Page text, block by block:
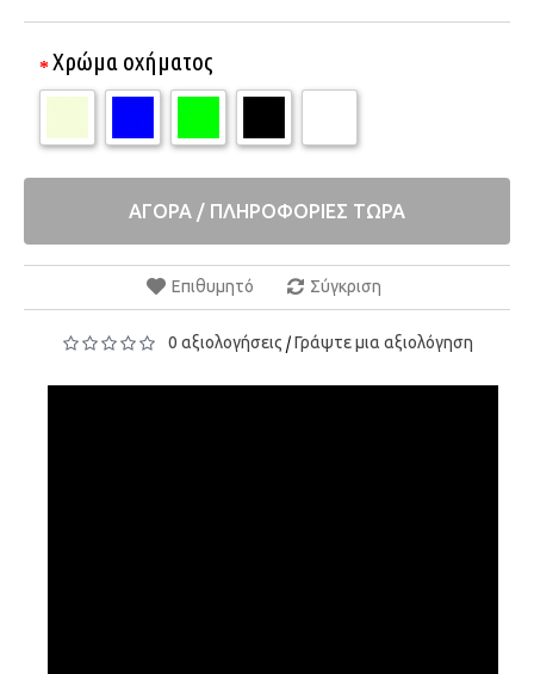
Χρώμα οχήματος
ΑΓΟΡΑ / ΠΛΗΡΟΦΟΡΙΕΣ ΤΩΡΑ
Επιθυμητό Σύγκριση
0 αξιολογήσεις /Γράψτε μια αξιολόγηση